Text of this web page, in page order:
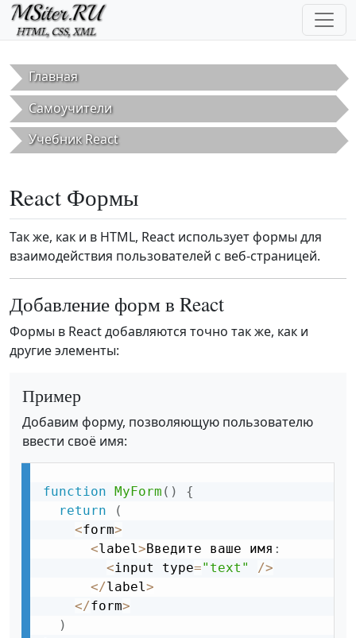
Перейти к основному содержанию
Главная
Самоучители
Учебник React
React Формы
Так же, как и в HTML, React использует формы для
взаимодействия пользователей с веб-страницей.
Добавление форм в React
Формы в React добавляются точно так же, как и
другие элементы:
Пример
Добавим форму, позволяющую пользователю
ввести своё имя:
function MyForm ( )
{
return
(
<form>
<label>Введите ваше имя :
<input type="text" />
</label>
</form>
)